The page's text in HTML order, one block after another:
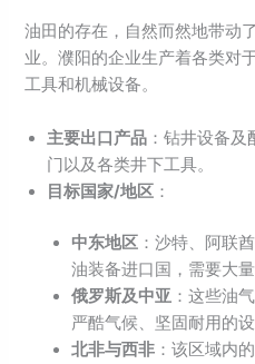
油田的存在，自然而然地带动
业。濮阳的企业生产着各类对
工具和机械设备。
主要出口产品 ：钻井设备
门以及各类井下工具。
目标国家/地区 ：
中东地区 ：沙特、阿联
油装备进口国，需要大
俄罗斯及中亚 ：这些油
严酷气候、坚固耐用的
北非与西非 ：该区域内